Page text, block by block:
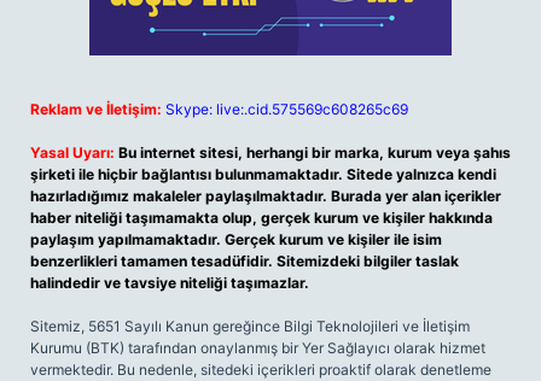
Reklam ve İletişim: Skype: live:.cid.575569c608265c69
Yasal Uyarı: Bu internet sitesi, herhangi bir marka, kurum veya şahıs
şirketi ile hiçbir bağlantısı bulunmamaktadır. Sitede yalnızca kendi
hazırladığımız makaleler paylaşılmaktadır. Burada yer alan içerikler
haber niteliği taşımamakta olup, gerçek kurum ve kişiler hakkında
paylaşım yapılmamaktadır. Gerçek kurum ve kişiler ile isim
benzerlikleri tamamen tesadüfidir. Sitemizdeki bilgiler taslak
halindedir ve tavsiye niteliği taşımazlar.
Sitemiz, 5651 Sayılı Kanun gereğince Bilgi Teknolojileri ve İletişim
Kurumu (BTK) tarafından onaylanmış bir Yer Sağlayıcı olarak hizmet
vermektedir. Bu nedenle, sitedeki içerikleri proaktif olarak denetleme